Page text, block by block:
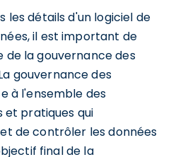
les détails d'un logiciel de
il est important de
la gouvernance des
gouvernance des
à l'ensemble des
et pratiques qui
de contrôler les données
final de la